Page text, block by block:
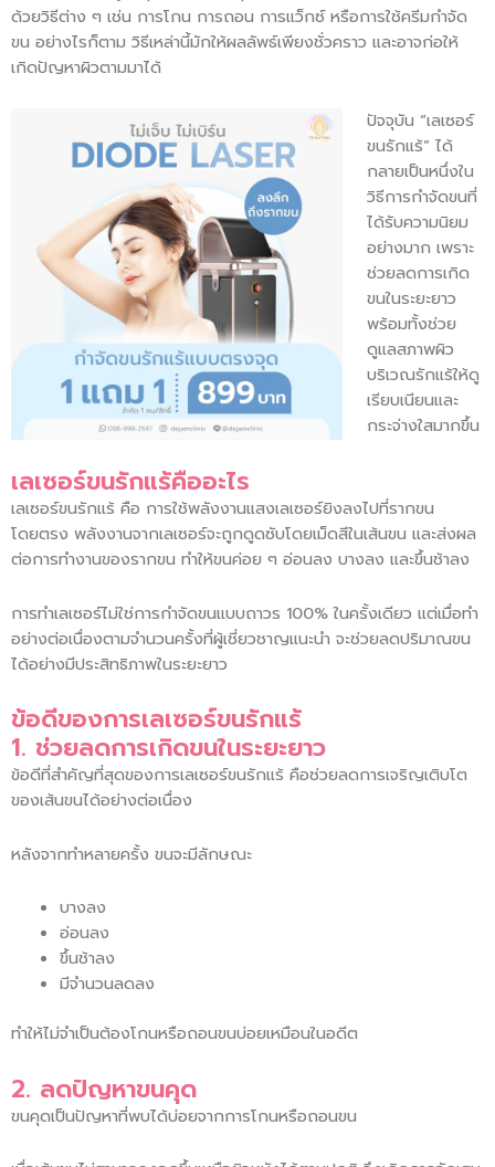
ด้วยวิธีต่าง ๆ เช่น การโกน การถอน การแว็กซ์ หรือการใช้ครีมกำจัด
ขน อย่างไรก็ตาม วิธีเหล่านี้มักให้ผลลัพธ์เพียงชั่วคราว และอาจก่อให้
เกิดปัญหาผิวตามมาได้
ปัจจุบัน “เลเซอร์
ขนรักแร้” ได้
กลายเป็นหนึ่งใน
วิธีการกำจัดขนที่
ได้รับความนิยม
อย่างมาก เพราะ
ช่วยลดการเกิด
ขนในระยะยาว
พร้อมทั้งช่วย
ดูแลสภาพผิว
บริเวณรักแร้ให้ดู
เรียบเนียนและ
กระจ่างใสมากขึ้น
เลเซอร์ขนรักแร้คืออะไร
เลเซอร์ขนรักแร้ คือ การใช้พลังงานแสงเลเซอร์ยิงลงไปที่รากขน
โดยตรง พลังงานจากเลเซอร์จะถูกดูดซับโดยเม็ดสีในเส้นขน และส่งผล
ต่อการทำงานของรากขน ทำให้ขนค่อย ๆ อ่อนลง บางลง และขึ้นช้าลง
การทำเลเซอร์ไม่ใช่การกำจัดขนแบบถาวร 100% ในครั้งเดียว แต่เมื่อทำ
อย่างต่อเนื่องตามจำนวนครั้งที่ผู้เชี่ยวชาญแนะนำ จะช่วยลดปริมาณขน
ได้อย่างมีประสิทธิภาพในระยะยาว
ข้อดีของการเลเซอร์ขนรักแร้
1. ช่วยลดการเกิดขนในระยะยาว
ข้อดีที่สำคัญที่สุดของการเลเซอร์ขนรักแร้ คือช่วยลดการเจริญเติบโต
ของเส้นขนได้อย่างต่อเนื่อง
หลังจากทำหลายครั้ง ขนจะมีลักษณะ
บางลง
อ่อนลง
ขึ้นช้าลง
มีจำนวนลดลง
ทำให้ไม่จำเป็นต้องโกนหรือถอนขนบ่อยเหมือนในอดีต
2. ลดปัญหาขนคุด
ขนคุดเป็นปัญหาที่พบได้บ่อยจากการโกนหรือถอนขน